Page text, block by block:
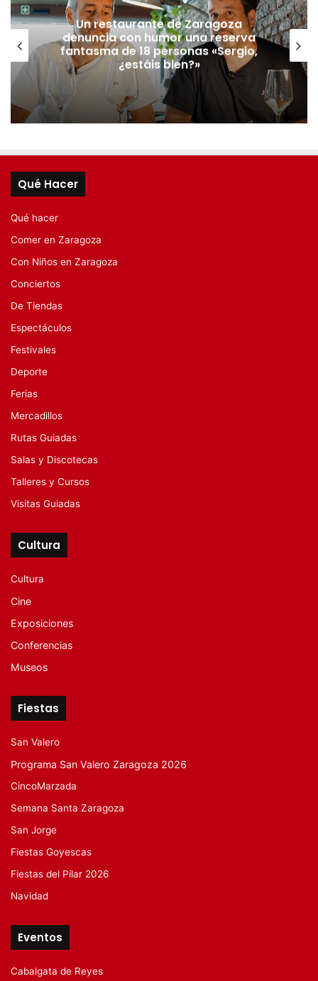
Un restaurante de Zaragoza
denuncia con humor una reserva
fantasma de 18 personas «Sergio,
¿estáis bien?»
Qué Hacer
Qué hacer
Comer en Zaragoza
Con Niños en Zaragoza
Conciertos
De Tiendas
Espectáculos
Festivales
Deporte
Ferias
Mercadillos
Rutas Guiadas
Salas y Discotecas
Talleres y Cursos
Visitas Guiadas
Cultura
Cultura
Cine
Exposiciones
Conferencias
Museos
Fiestas
San Valero
Programa San Valero Zaragoza 2026
CincoMarzada
Semana Santa Zaragoza
San Jorge
Fiestas Goyescas
Fiestas del Pilar 2026
Navidad
Eventos
Cabalgata de Reyes